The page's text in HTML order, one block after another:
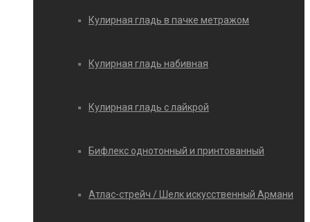
Кулирная гладь в пачке метражом
Кулирная гладь набивная
Кулирная гладь с лайкрой
Бифлекс однотонный и принтованный
Атлас-стрейч / Шелк искусственный Армани